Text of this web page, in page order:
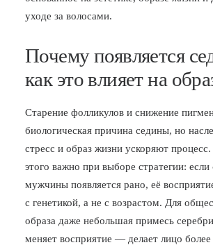
уходе за волосами.
Почему появляется
как это влияет на
Старение фолликулов и снижение
биологическая причина седины, но
стресс и образ жизни ускоряют
этого важно при выборе стратегии: если
мужчины появляется рано, её
с генетикой, а не с возрастом. Для
образа даже небольшая примесь
меняет восприятие — делает лицо более